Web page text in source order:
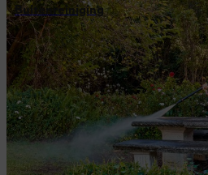
Buitenreiniging